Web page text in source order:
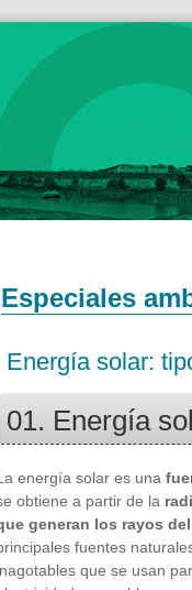
Especiales
Energía solar:
01. Energía
energía solar es una
obtiene a partir de la
generan los rayos
fuentes
que se usan